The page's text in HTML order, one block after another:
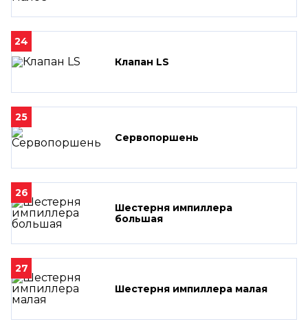
24
Клапан LS
25
Сервопоршень
26
Шестерня импиллера
большая
27
Шестерня импиллера малая